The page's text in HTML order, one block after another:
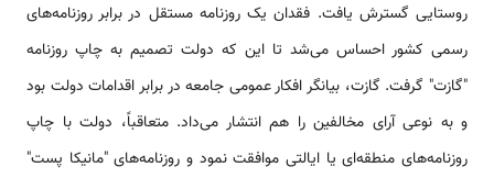
روستایی گسترش یافت. فقدان یک روزنامه مستقل در برابر روزنامه‌های
رسمی کشور احساس می‌شد تا این که دولت تصمیم به چاپ روزنامه
"گازت" گرفت. گازت، بیانگر افکار عمومی جامعه در برابر اقدامات دولت بود
و به نوعی آرای مخالفین را هم انتشار می‌داد. متعاقباً، دولت با چاپ
روزنامه‌های منطقه‌ای یا ایالتی موافقت نمود و روزنامه‌های "مانیکا پست"